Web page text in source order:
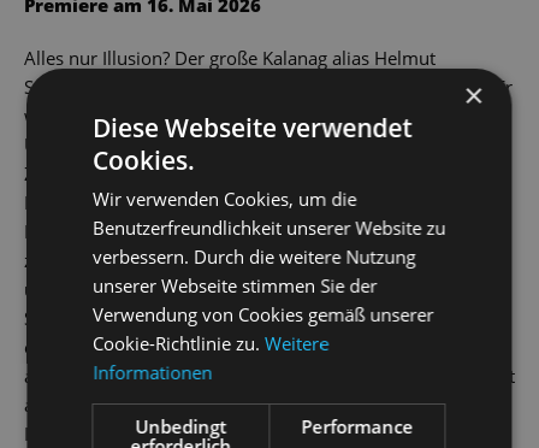
Alles nur Illusion? Der große Kalanag alias Helmut
Schreiber ist der Darling der internationalen Zauberwelt. Er
weiß das Publikum um die wendigen Finger zu wickeln, als
Unterhaltungsakrobat mit den Emotionen der
Zuschauer*innen zu jonglieren. Inmitten der Trümmer im
Nachkriegsdeutschland lässt er in einer Megashow auf der
Bühne Autos verschwinden, seine Partnerin Gloria
zersägen und in der „Wunder-Bar“ – Simsalabim! – Milch
und Honig fließen. Aber hinter dem Vorhang lauern die
Schatten einer dunklen Vergangenheit. Erinnerungen an
einen verratenen jüdischen Freund im Filmbusiness blitzen
auf, die politisch gesäuberte Magiervereinigung, ein Auftritt
auf dem Obersalzberg. Kann ihm, dem Meister der
Inszenierung, sein größter Trick gelingen: Wird sich seine
×
Diese Webseite verwendet
Cookies.
Wir verwenden Cookies, um die
Benutzerfreundlichkeit unserer Website zu
verbessern. Durch die weitere Nutzung
unserer Webseite stimmen Sie der
Verwendung von Cookies gemäß unserer
Cookie-Richtlinie zu.Weitere
Informationen
Unbedingt
Performance